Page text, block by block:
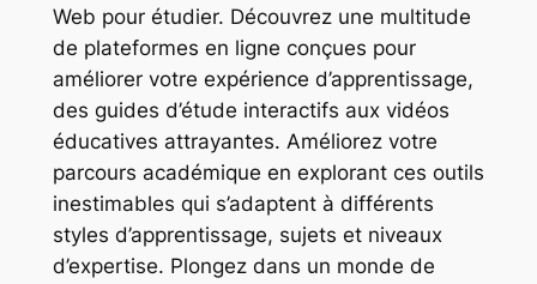
Web pour étudier. Découvrez une multitude
de plateformes en ligne conçues pour
améliorer votre expérience d’apprentissage,
des guides d’étude interactifs aux vidéos
éducatives attrayantes. Améliorez votre
parcours académique en explorant ces outils
inestimables qui s’adaptent à différents
styles d’apprentissage, sujets et niveaux
d’expertise. Plongez dans un monde de